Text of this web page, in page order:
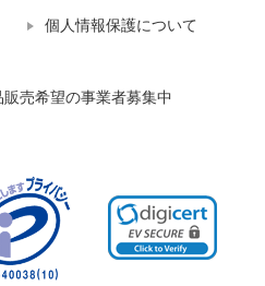
個人情報保護について
売希望の事業者募集中